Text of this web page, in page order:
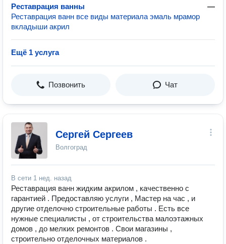
Реставрация ванны
—
Реставрация ванн все виды материала эмаль мрамор
вкладыши акрил
Ещё 1 услуга
Позвонить Чат
Сергей Сергеев
Волгоград
В сети 1 нед. назад
Реставрация ванн жидким акрилом , качественно с
гарантией . Предоставляю услуги , Мастер на час , и
другие отделочно строительные работы . Есть все
нужные специалисты , от строительства малоэтажных
домов , до мелких ремонтов . Свои магазины ,
строительно отделочных материалов .